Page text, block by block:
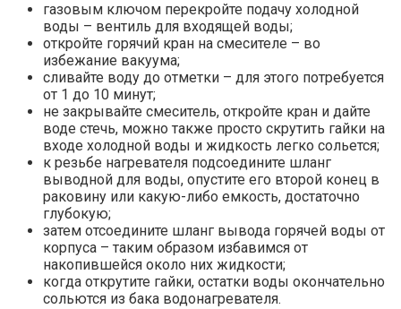
газовым ключом перекройте подачу холодной
воды – вентиль для входящей воды;
откройте горячий кран на смесителе – во
избежание вакуума;
сливайте воду до отметки – для этого потребуется
от 1 до 10 минут;
не закрывайте смеситель, откройте кран и дайте
воде стечь, можно также просто скрутить гайки на
входе холодной воды и жидкость легко сольется;
к резьбе нагревателя подсоедините шланг
выводной для воды, опустите его второй конец в
раковину или какую-либо емкость, достаточно
глубокую;
затем отсоедините шланг вывода горячей воды от
корпуса – таким образом избавимся от
накопившейся около них жидкости;
когда открутите гайки, остатки воды окончательно
сольются из бака водонагревателя.